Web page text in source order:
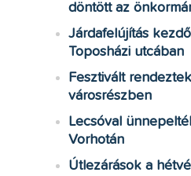
döntött az
Járdafelújítás
Toposházi utcában
Fesztivált
városrészben
Lecsóval
Vorhotán
Útlezárások a